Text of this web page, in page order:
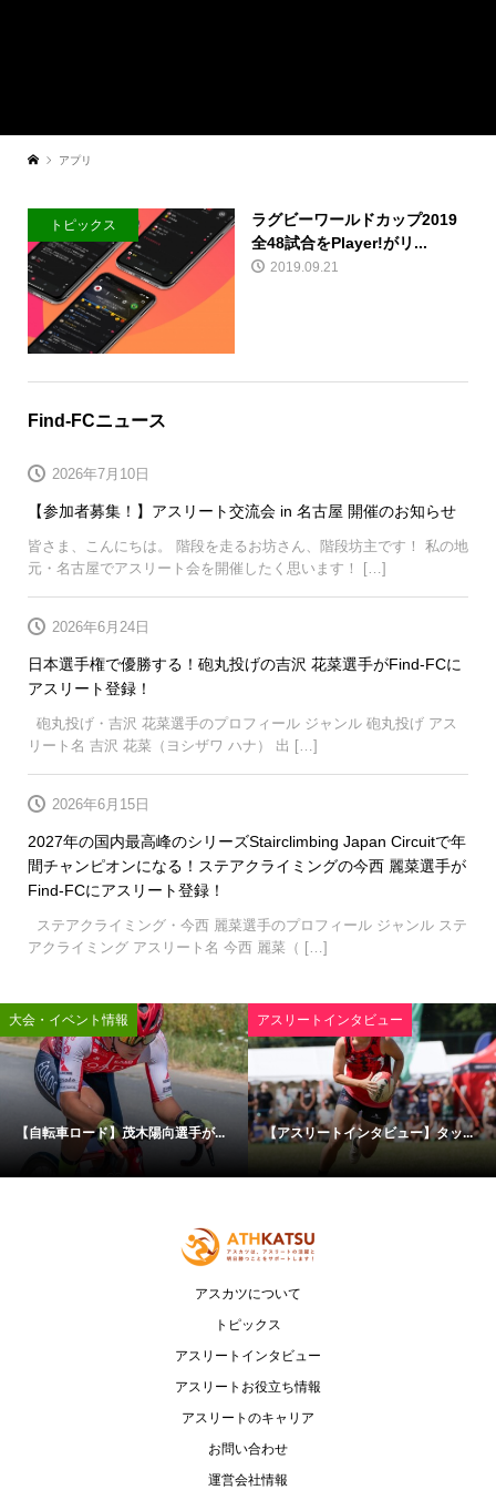
アプリ
トピックス
ラグビーワールドカップ2019
全48試合をPlayer!がリ...
2019.09.21
Find-FCニュース
【参加者募集！】アスリート交流会 in 名古屋 開催のお知らせ
2026年7月10日
皆さま、こんにちは。 階段を走るお坊さん、階段坊主です！ 私の地
元・名古屋でアスリート会を開催したく思います！ […]
日本選手権で優勝する！砲丸投げの吉沢 花菜選手がFind-FCに
アスリート登録！
2026年6月24日
砲丸投げ・吉沢 花菜選手のプロフィール ジャンル 砲丸投げ アス
リート名 吉沢 花菜（ヨシザワ ハナ） 出 […]
2027年の国内最高峰のシリーズStairclimbing Japan Circuitで年
間チャンピオンになる！ステアクライミングの今西 麗菜選手が
Find-FCにアスリート登録！
2026年6月15日
ステアクライミング・今西 麗菜選手のプロフィール ジャンル ステ
アクライミング アスリート名 今西 麗菜（ […]
大会・イベント情報
【自転車ロード】茂木陽向選手が...
アスリートインタビュー
【アスリートインタビュー】タッ...
アスカツについて
トピックス
アスリートインタビュー
アスリートお役立ち情報
アスリートのキャリア
お問い合わせ
運営会社情報